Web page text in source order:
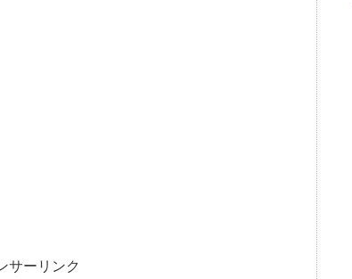
サーリンク